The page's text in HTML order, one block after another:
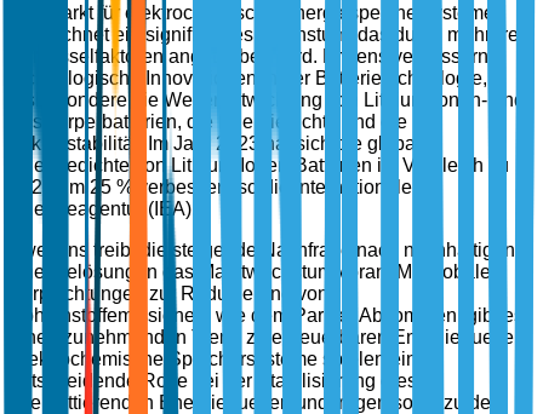
Der Markt für elektrochemische Energiespeichersysteme
verzeichnet ein signifikantes Wachstum, das durch mehrere
Schlüsselfaktoren angetrieben wird. Erstens verbessern
technologische Innovationen in der Batterietechnologie,
insbesondere die Weiterentwicklung von Lithium-Ionen- und
Festkörperbatterien, die Energiedichte und die
Zyklusstabilität. Im Jahr 2023 hat sich die globale
Energiedichte von Lithium-Ionen-Batterien im Vergleich zu
2020 um 25 % verbessert, so die Internationale
Energieagentur (IEA).
Zweitens treibt die steigende Nachfrage nach nachhaltigen
Energielösungen das Marktwachstum voran. Mit globalen
Verpflichtungen zur Reduzierung von
Kohlenstoffemissionen, wie dem Pariser Abkommen, gibt es
einen zunehmenden Trend zu erneuerbaren Energiequellen.
Elektrochemische Speichersysteme spielen eine
entscheidende Rolle bei der Stabilisierung dieser
intermittierenden Energiequellen und tragen somit zu den